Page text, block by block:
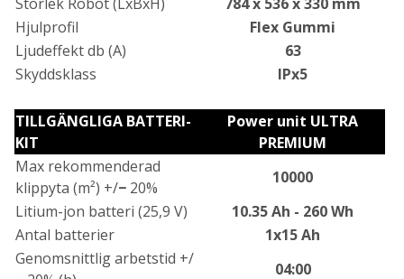
Storlek Robot (LxBxH)
784 x 536 x 330 mm
Hjulprofil
Flex Gummi
Ljudeffekt db (A)
63
Skyddsklass
IPx5
TILLGÄNGLIGA BATTERI-
KIT
Power unit ULTRA
PREMIUM
Max rekommenderad
klippyta (m²) +/− 20%
10000
Litium-jon batteri (25,9 V)
10.35 Ah - 260 Wh
Antal batterier
1x15 Ah
Genomsnittlig arbetstid +/
04:00